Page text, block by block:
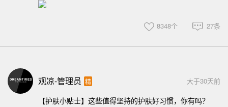
27条
8348个
观凉-管理员 精 大于30天前
【护肤小贴士】这些值得坚持的护肤好习惯，你有吗？